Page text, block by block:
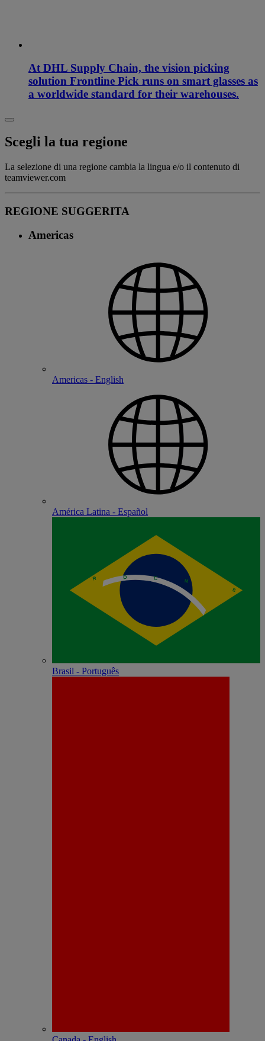
At DHL Supply Chain, the vision picking
solution Frontline Pick runs on smart glasses as
a worldwide standard for their warehouses.
Scegli la tua regione
La selezione di una regione cambia la lingua e/o il contenuto di
teamviewer.com
REGIONE SUGGERITA
Americas
Americas - English
América Latina - Español
Brasil - Português